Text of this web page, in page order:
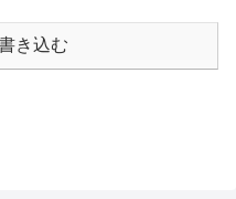
き込む